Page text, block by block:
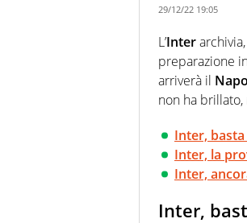
29/12/22 19:05
L’Inter
preparazione
arriverà il
non ha
Inter,
Inter, la
Inter,
Inter,